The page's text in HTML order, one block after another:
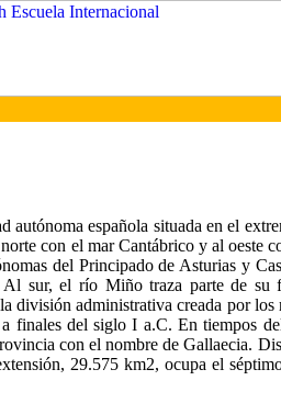
autónoma española situada en el
con el mar Cantábrico y al oeste
del Principado de Asturias y
Al sur, el río Miño traza parte de su
división administrativa creada por los
finales del siglo I a.C. En tiempos
con el nombre de Gallaecia.
29.575 km2, ocupa el